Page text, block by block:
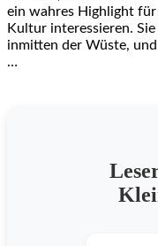
ein wahres Highlight
Kultur interessieren.
inmitten der Wüste,
…